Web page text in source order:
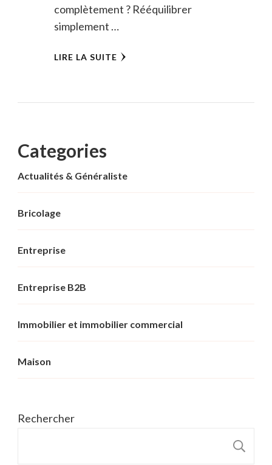
complètement ? Rééquilibrer
simplement …
LIRE LA SUITE
Categories
Actualités & Généraliste
Bricolage
Entreprise
Entreprise B2B
Immobilier et immobilier commercial
Maison
Rechercher